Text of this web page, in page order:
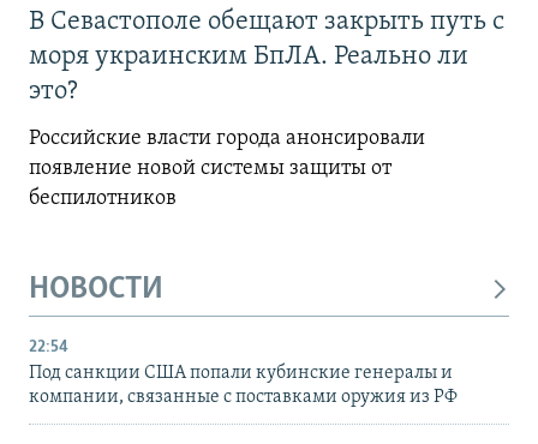
В Севастополе обещают закрыть путь с
моря украинским БпЛА. Реально ли
это?
Российские власти города анонсировали
появление новой системы защиты от
беспилотников
НОВОСТИ
22:54
Под санкции США попали кубинские генералы и
компании, связанные с поставками оружия из РФ